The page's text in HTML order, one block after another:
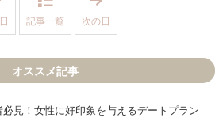
5
1
1
月
日
」
記事一覧
5
1
月
0
日
次の日
オススメ記事
必見！女性に好印象を与えるデートプラン